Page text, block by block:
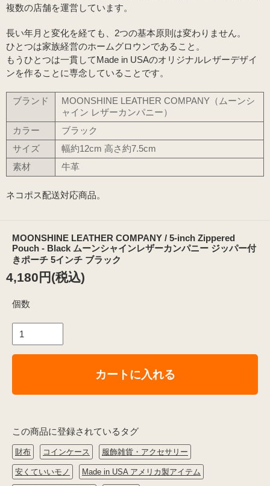
複数の店舗を運営しています。
長い年月と変化を経ても、2つの基本原則は変わりません。
ひとつは家族経営のホームグロウンであること。
もうひとつは一貫してMade in USAのオリジナルレザーデザイ
ンを作ることに専念していることです。
ブランド
MOONSHINE LEATHER COMPANY（ムーンシ
ャイン レザーカンパニー）
カラー
ブラック
サイズ
幅約12cm 高さ約7.5cm
素材
牛革
ネコポス配送対応商品。
MOONSHINE LEATHER COMPANY / 5-inch Zippered
Pouch - Black ムーンシャインレザーカンパニー ジッパー付
きポーチ 5インチ ブラック
4,180円(税込)
個数
カートに入れる
この商品に登録されているタグ
財布 コインケース 服飾雑貨・アクセサリー
安くていいモノ Made in USA アメリカ製アイテム